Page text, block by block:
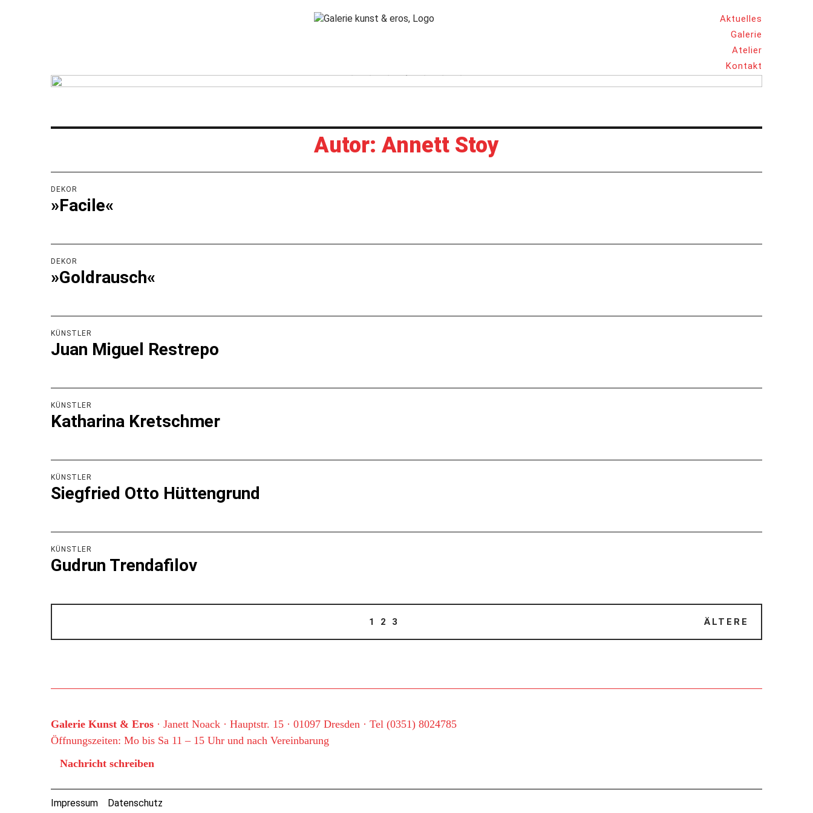
Aktuelles
Galerie
Atelier
Kontakt
Autor: Annett Stoy
DEKOR
»Facile«
DEKOR
»Goldrausch«
KÜNSTLER
Juan Miguel Restrepo
KÜNSTLER
Katharina Kretschmer
KÜNSTLER
Siegfried Otto Hüttengrund
KÜNSTLER
Gudrun Trendafilov
1 2 3 ÄLTERE
Galerie Kunst & Eros · Janett Noack · Hauptstr. 15 · 01097 Dresden · Tel (0351) 8024785
Öffnungszeiten: Mo bis Sa 11 – 15 Uhr und nach Vereinbarung
Nachricht schreiben
Impressum Datenschutz